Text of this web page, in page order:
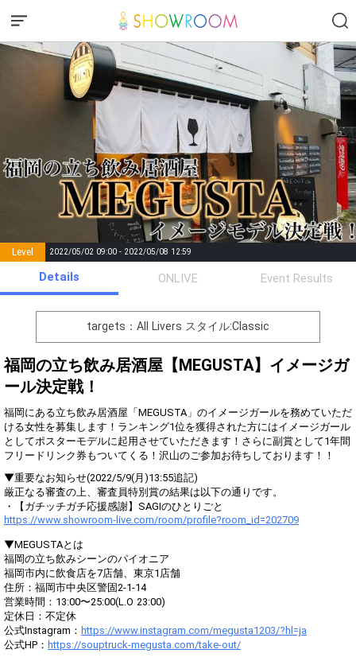
Level 2022/05/02 09:00 - 2022/05/08 12:59
Points List of Goal
number of
positions
Rema
0 Event Begins!
オリジナルアバター制作権獲
得！
Gifting
Throw gifts to the stage and join
the live performance.
First, try throwing free Stars
(once a day)! You can also charge
Show Gold to purchase gifts
(available from 1 JPY)! When you
continue to send gifts to the
performer(s), the performer's
popularity ranking and your
ranking go up.
To cheer on performers, you can
send them gifts.
To send performers paid items,
you must use Show Gold.
You can post comments. Please
refrain from posting comments
that may offend performers or
other users.
Close
Details ONLIVE Event Results
targets：All Livers スタイル:Classic
福岡の立ち飲み居酒屋【MEGUSTA】イメージガ
ール決定戦！
福岡にある立ち飲み居酒屋「MEGUSTA」のイメージガールを務めていただ
ける⼥性を募集します！ランキング1位を獲得された⽅にはイメージガール
としてポスターモデルに起⽤させていただきます！さらに副賞として1年間
フリードリンク券もついてくる！沢⼭のご参加お待ちしております！！
▼重要なお知らせ(2022/5/9(月)13:55追記)
厳正なる審査の上、審査員特別賞の結果は以下の通りです。
・【ガチッチガチ応援感謝】SAGIのひとりごと
https://www.showroom-live.com/room/profile?room_id=202709
▼MEGUSTAとは
福岡の立ち飲みシーンのパイオニア
福岡市内に飲食店を7店舗、東京1店舗
住所：福岡市中央区警固2-1-14
営業時間：13:00〜25:00(L.O 23:00)
定休日：不定休
公式Instagram： https://www.instagram.com/megusta1203/?hl=ja
公式HP： https://souptruck-megusta.com/take-out/